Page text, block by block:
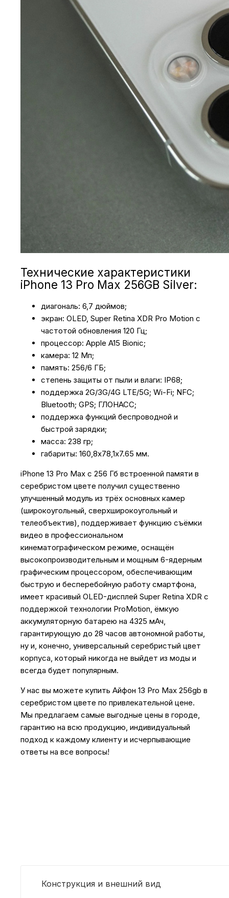
Технические характеристики
iPhone 13 Pro Max 256GB Silver:
диагональ: 6,7 дюймов;
экран: OLED, Super Retina XDR Pro Motion с
частотой обновления 120 Гц;
процессор: Apple A15 Bionic;
камера: 12 Мп;
память: 256/6 ГБ;
степень защиты от пыли и влаги: IP68;
поддержка 2G/3G/4G LTE/5G; Wi-Fi; NFC;
Bluetooth; GPS; ГЛОНАСС;
поддержка функций беспроводной и
быстрой зарядки;
масса: 238 гр;
габариты: 160,8х78,1х7.65 мм.
iPhone 13 Pro Max с 256 Гб встроенной памяти в
серебристом цвете получил существенно
улучшенный модуль из трёх основных камер
(широкоугольный, сверхширокоугольный и
телеобъектив), поддерживает функцию съёмки
видео в профессиональном
кинематографическом режиме, оснащён
высокопроизводительным и мощным 6-ядерным
графическим процессором, обеспечивающим
быструю и бесперебойную работу смартфона,
имеет красивый OLED-дисплей Super Retina XDR с
поддержкой технологии ProMotion, ёмкую
аккумуляторную батарею на 4325 мАч,
гарантирующую до 28 часов автономной работы,
ну и, конечно, универсальный серебристый цвет
корпуса, который никогда не выйдет из моды и
всегда будет популярным.
У нас вы можете купить Айфон 13 Pro Max 256gb в
серебристом цвете по привлекательной цене.
Мы предлагаем самые выгодные цены в городе,
гарантию на всю продукцию, индивидуальный
подход к каждому клиенту и исчерпывающие
ответы на все вопросы!
Конструкция и внешний вид